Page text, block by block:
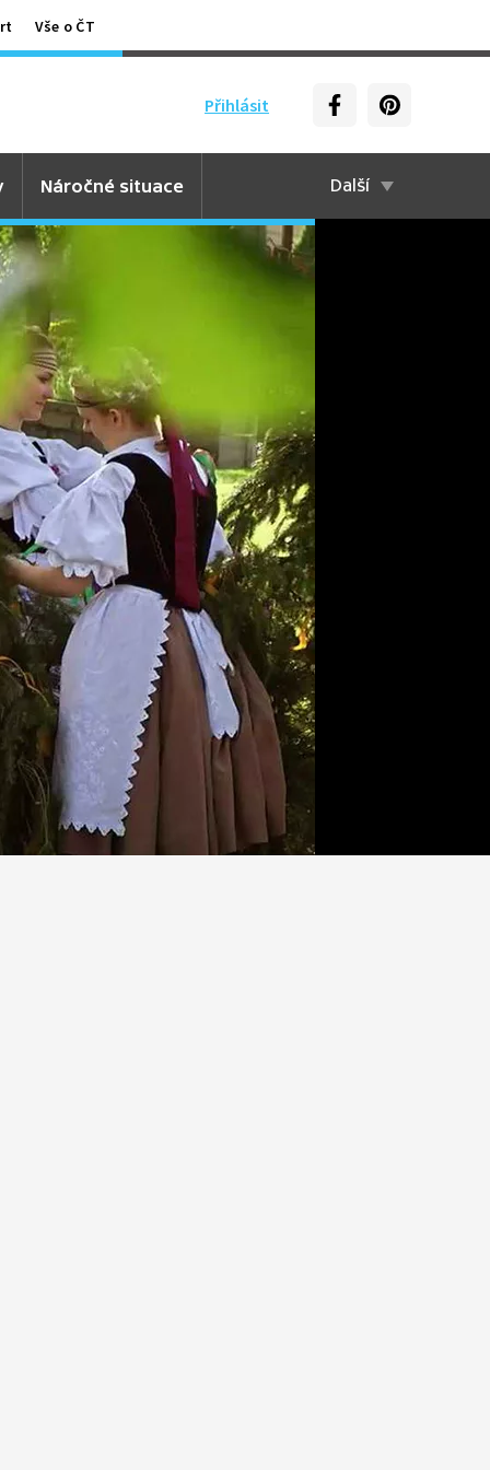
Vše o ČT
Přihlásit
Náročné situace Další